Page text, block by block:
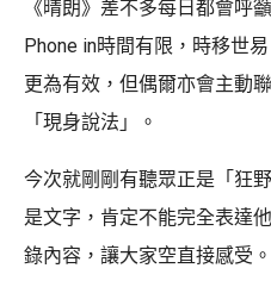
《晴朗》差不多每日都會呼
Phone in時間有限，時移世
更為有效，但偶爾亦會主動
「現身說法」。
今次就剛剛有聽眾正是「狂
是文字，肯定不能完全表達
錄內容，讓大家空直接感受。